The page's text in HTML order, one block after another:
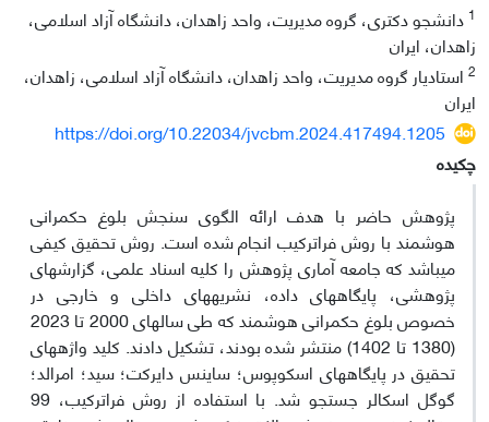
1 دانشجو دکتری، گروه مدیریت، واحد زاهدان، دانشگاه آزاد اسلامی،
زاهدان، ایران
2 استادیار گروه مدیریت، واحد زاهدان، دانشگاه آزاد اسلامی، زاهدان،
ایران
https://doi.org/10.22034/jvcbm.2024.417494.1205
چکیده
پژوهش حاضر با هدف ارائه الگوی سنجش بلوغ حکمرانی
هوشمند با روش فراترکیب انجام شده است. روش تحقیق کیفی
می‏باشد که جامعه آماری پژوهش را کلیه اسناد علمی، گزارش‏های
پژوهشی، پایگاه‏های داده، نشریه‏های داخلی و خارجی در
خصوص بلوغ حکمرانی هوشمند که طی سال‏های 2000 تا 2023
(1380 تا 1402) منتشر شده بودند، تشکیل دادند. کلید واژه‏های
تحقیق در پایگاه‏های اسکوپوس؛ ساینس دایرکت؛ سید؛ امرالد؛
گوگل اسکالر جستجو شد. با استفاده از روش فراترکیب، ‏99